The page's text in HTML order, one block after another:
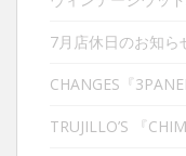
7月店休日のお知ら
CHANGES『
TRUJILLO’S 『